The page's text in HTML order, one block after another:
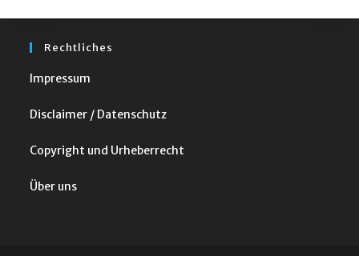
Rechtliches
Impressum
Disclaimer / Datenschutz
Copyright und Urheberrecht
Über uns